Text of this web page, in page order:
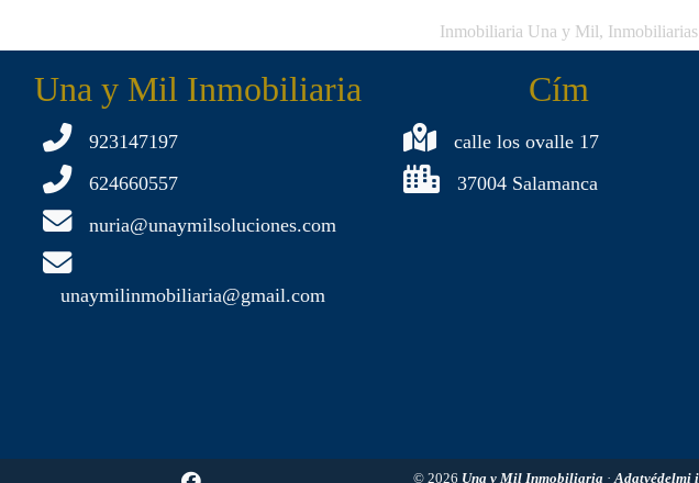
Inmobiliaria Una y Mil, Inmobiliarias
Una y Mil Inmobiliaria
923147197
624660557
nuria@unaymilsoluciones.com
unaymilinmobiliaria@gmail.com
Cím
calle los ovalle 17
37004 Salamanca
© 2026 Una y Mil Inmobiliaria ·Adatvédelmi